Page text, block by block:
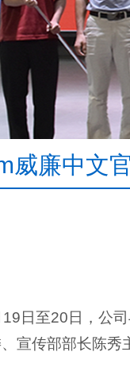
威廉中文
19日至20日，公
宣传部部长陈秀